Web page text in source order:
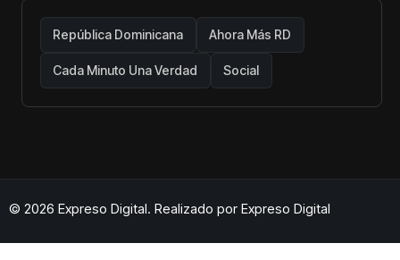
República Dominicana Ahora Más RD
Cada Minuto Una Verdad Social
© 2026 Expreso Digital. Realizado por Expreso Digital